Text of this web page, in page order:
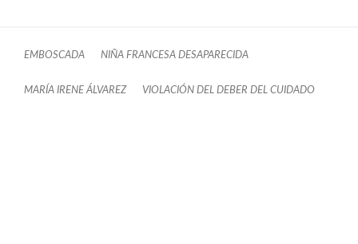
EMBOSCADA NIÑA FRANCESA DESAPARECIDA
MARÍA IRENE ÁLVAREZ VIOLACIÓN DEL DEBER DEL CUIDADO